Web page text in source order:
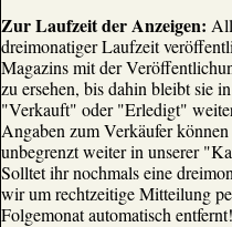
Zur Laufzeit der Anzeigen:
dreimonatiger Laufzeit
Magazins mit der
zu ersehen, bis dahin bleibt sie
"Verkauft" oder "Erledigt"
Angaben zum Verkäufer
unbegrenzt weiter in unserer
Solltet ihr nochmals eine
wir um rechtzeitige Mitteilung
Folgemonat automatisch entfernt!